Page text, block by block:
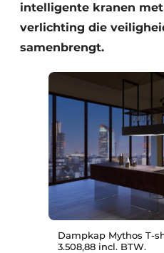
intelligente kranen
verlichting die
samenbrengt.
Dampkap Mythos T-
3.508,88 incl. BTW.